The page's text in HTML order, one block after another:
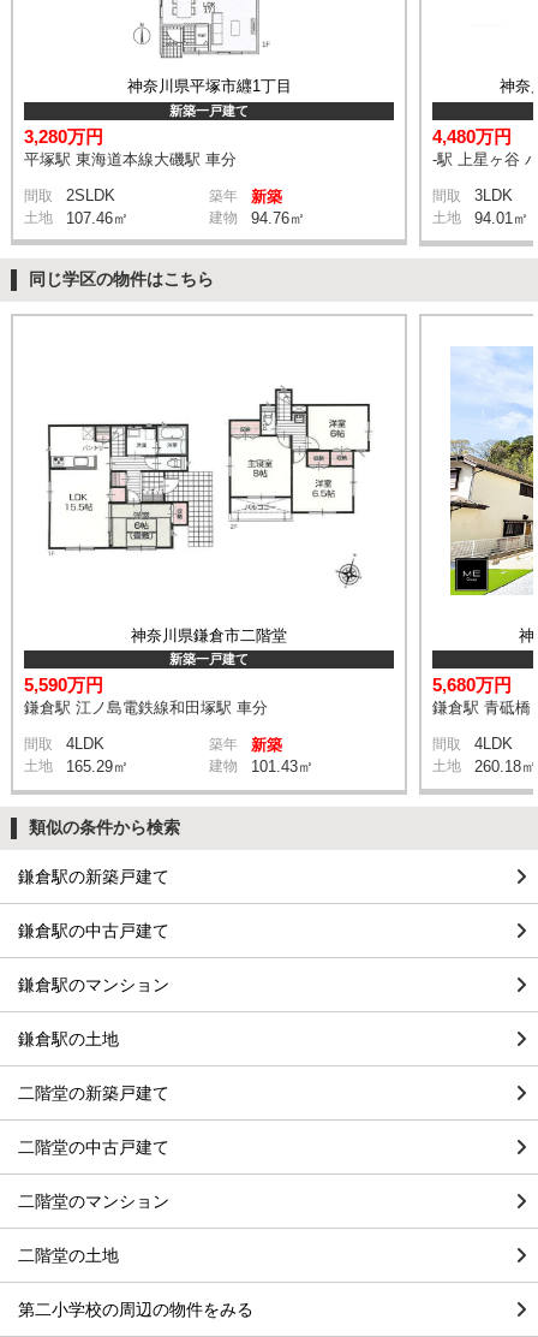
神奈川県平塚市纒1丁目
新築一戸建て
3,280万円
平塚駅 東海道本線大磯駅 車分
間取 2SLDK 築年 新築
土地 107.46㎡ 建物 94.76㎡
神奈
4,480万円
-駅 上星ヶ谷
間取 3LDK
土地 94.01㎡
同じ学区の物件はこちら
神奈川県鎌倉市二階堂
新築一戸建て
5,590万円
鎌倉駅 江ノ島電鉄線和田塚駅 車分
間取 4LDK 築年 新築
土地 165.29㎡ 建物 101.43㎡
神
5,680万円
鎌倉駅 青砥橋
間取 4LDK
土地 260.18㎡
類似の条件から検索
鎌倉駅の新築戸建て
鎌倉駅の中古戸建て
鎌倉駅のマンション
鎌倉駅の土地
二階堂の新築戸建て
二階堂の中古戸建て
二階堂のマンション
二階堂の土地
第二小学校の周辺の物件をみる